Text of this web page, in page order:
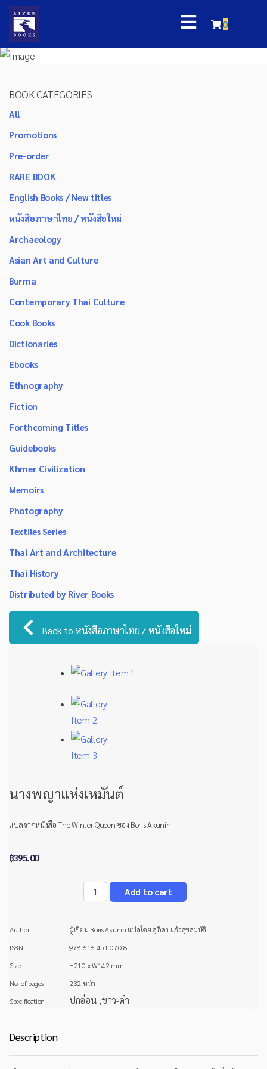
0
BOOK CATEGORIES
All
Promotions
Pre-order
RARE BOOK
English Books / New titles
หนังสือภาษาไทย / หนังสือใหม่
Archaeology
Asian Art and Culture
Burma
Contemporary Thai Culture
Cook Books
Dictionaries
Ebooks
Ethnography
Fiction
Forthcoming Titles
Guidebooks
Khmer Civilization
Memoirs
Photography
Textiles Series
Thai Art and Architecture
Thai History
Distributed by River Books
Back to หนังสือภาษาไทย / หนังสือใหม่
นางพญาแห่งเหมันต์
แปลจากหนังสือ The Winter Queen ของ Boris Akunin
฿395.00
Author
ผู้เขียน Boris Akunin แปลโดย สุภิดา แก้วสุขสมบัติ
ISBN
978 616 451 070 8
Size
H210 x W142 mm
No. of pages
232 หน้า
Specification
ปกอ่อน ,ขาว-ดำ
Description